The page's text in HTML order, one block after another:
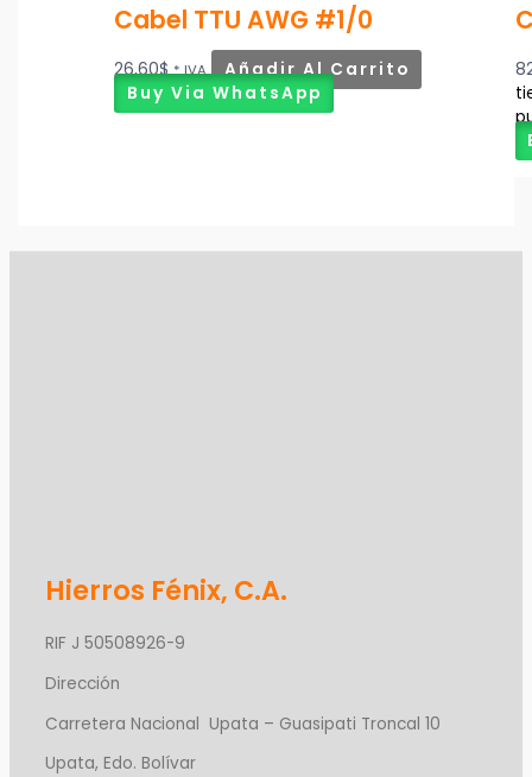
Cabel TTU AWG #1/0
26,60$ * IVA
Añadir Al Carrito
Buy Via WhatsApp
Hierros Fénix, C.A.
RIF J 50508926-9
Dirección
Carretera Nacional Upata – Guasipati Troncal 10
Upata, Edo. Bolívar